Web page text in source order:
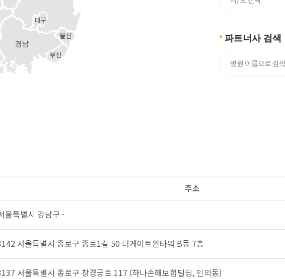
파트너사 검색
주소
울특별시 강남구 -
서울특별시 종로구 종로1길 50 더케이트윈타워 B동 7층
서울특별시 종로구 창경궁로 117 (하나손해보험빌딩, 인의동)